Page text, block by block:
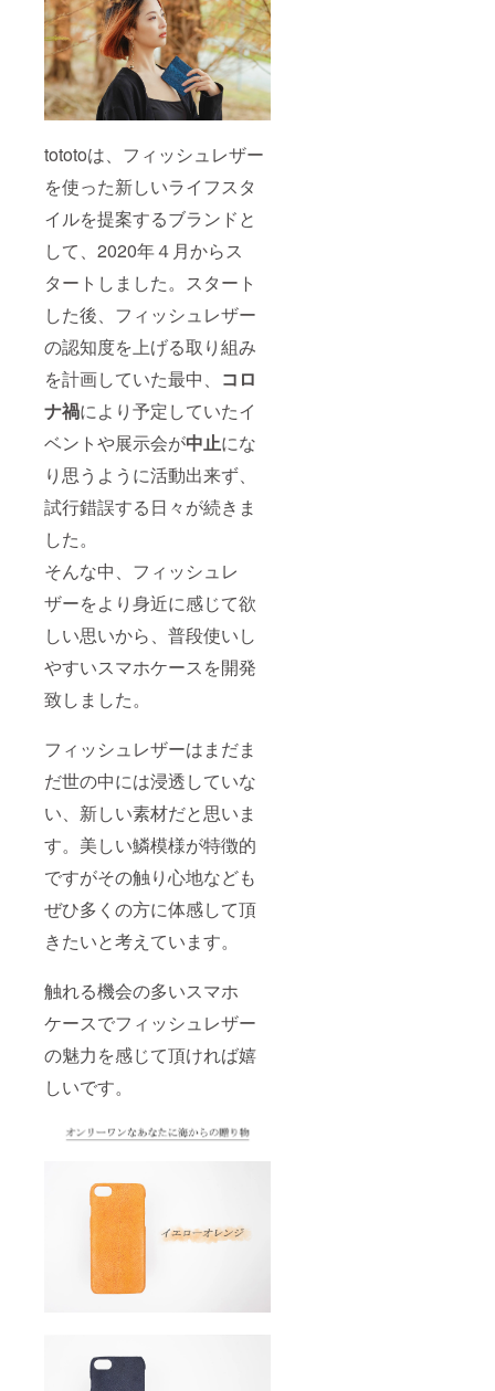
tototoは、フィッシュレザー
を使った新しいライフスタ
イルを提案するブランドと
して、2020年４月からス
タートしました。スタート
した後、フィッシュレザー
の認知度を上げる取り組み
を計画していた最中、 コロ
ナ禍により予定していたイ
ベントや展示会が中止にな
り思うように活動出来ず、
試行錯誤する日々が続きま
した。
そんな中、フィッシュレ
ザーをより身近に感じて欲
しい思いから、普段使いし
やすいスマホケースを開発
致しました。
フィッシュレザーはまだま
だ世の中には浸透していな
い、新しい素材だと思いま
す。美しい鱗模様が特徴的
ですがその触り心地なども
ぜひ多くの方に体感して頂
きたいと考えています。
触れる機会の多いスマホ
ケースでフィッシュレザー
の魅力を感じて頂ければ嬉
しいです。